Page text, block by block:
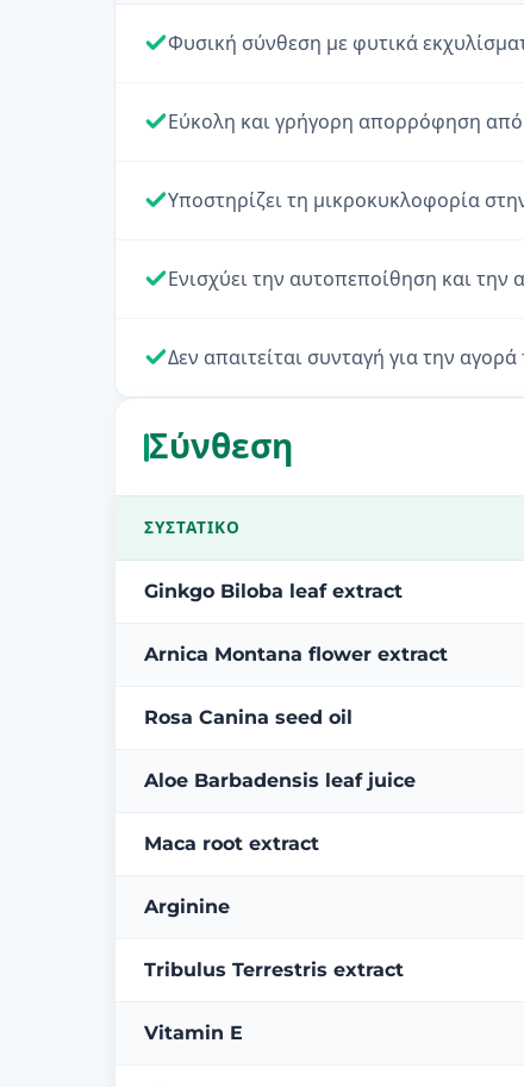
Φυσική σύνθεση με φυτικά
Εύκολη και γρήγορη απορρόφηση
Υποστηρίζει τη μικροκυκλοφορία
Ενισχύει την αυτοπεποίθηση και την
Δεν απαιτείται συνταγή για την αγορά
Σύνθεση
ΣΥΣΤΑΤΙΚΌ
Ginkgo Biloba leaf extract
Arnica Montana flower extract
Rosa Canina seed oil
Aloe Barbadensis leaf juice
Maca root extract
Arginine
Tribulus Terrestris extract
Vitamin E